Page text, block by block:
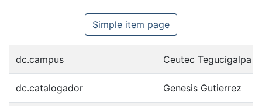
Simple item page
dc.campus Ceutec Tegucigalpa
dc.catalogador Genesis Gutierrez